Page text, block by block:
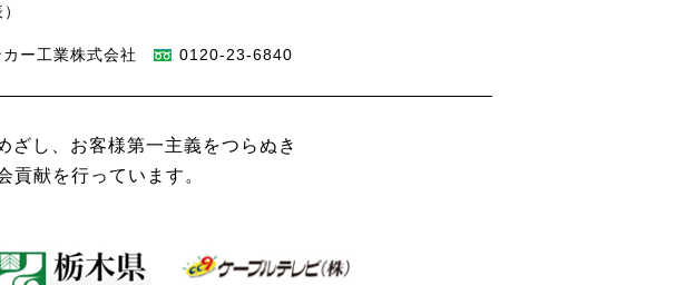
カー工業株式会社 0120-23-6840
ざし、お客様第一主義をつらぬき
貢献を行っています。